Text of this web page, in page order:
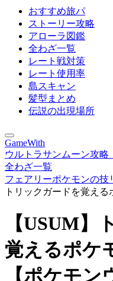
おすすめ旅パ
ストーリー攻略
アローラ図鑑
全わざ一覧
レート戦対策
レート使用率
島スキャン
髪型まとめ
伝説の出現場所
GameWith
ウルトラサンムーン攻略
全わざ一覧
フェアリーポケモンの技
トリックガードを覚え
【USUM】
覚えるポケ
【ポケモ